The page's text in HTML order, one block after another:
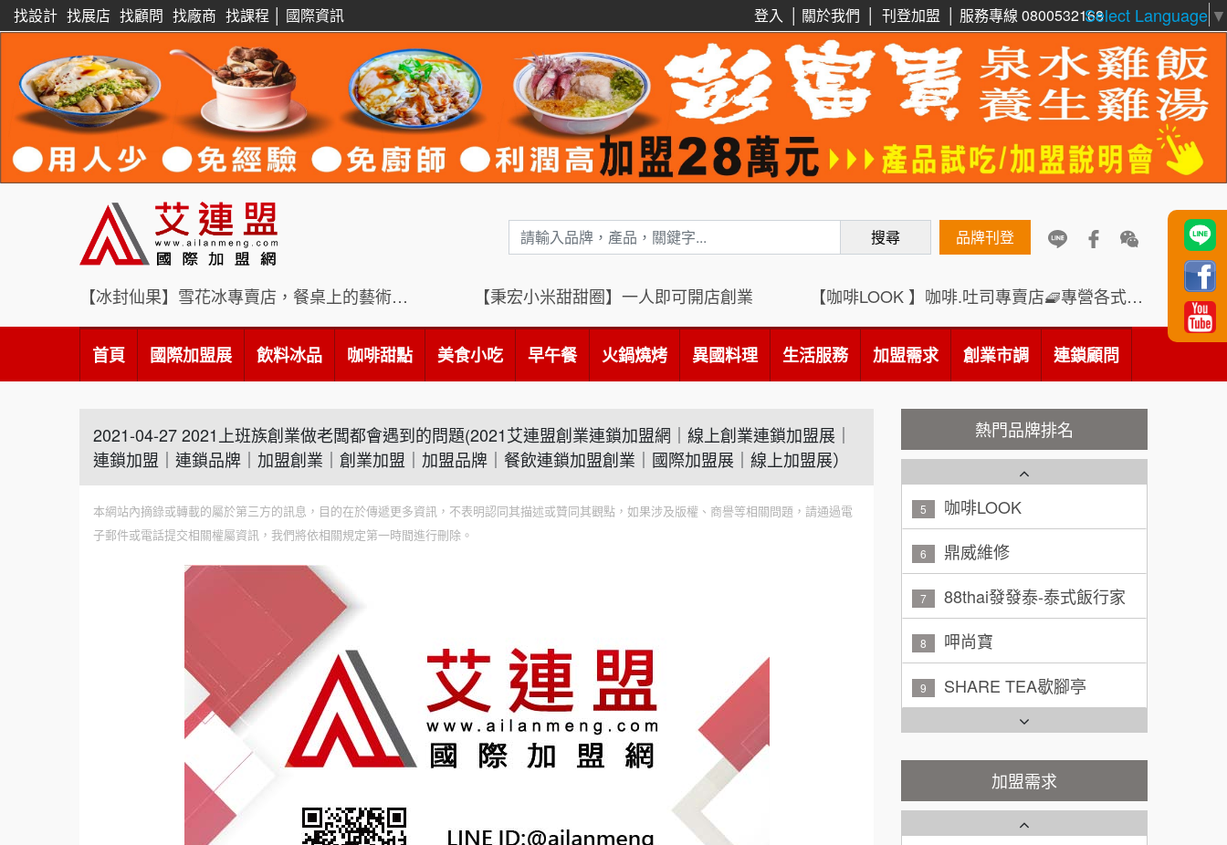
Select Language ▼
找設計 找展店 找顧問 找廠商 找課程 國際資訊 關於我們 刊登加盟 服務專線 0800532168
登入
搜尋 品牌刊登
【冰封仙果】雪花冰專賣店，餐桌上的藝術饗宴 【秉宏小米甜甜圈】一人即可開店創業 【咖啡LOOK 】咖啡.吐司專賣店🧇專營各式創意法式吐司
首頁 國際加盟展 飲料冰品 咖啡甜點 美食小吃 早午餐 火鍋燒烤 異國料理 生活服務 加盟需求 創業市調 連鎖顧問
2021-04-27 2021上班族創業做老闆都會遇到的問題(2021艾連盟創業連鎖加盟網｜線上創業連鎖加盟展｜
連鎖加盟｜連鎖品牌｜加盟創業｜創業加盟｜加盟品牌｜餐飲連鎖加盟創業｜國際加盟展｜線上加盟展）
本網站內摘錄或轉載的屬於第三方的訊息，目的在於傳遞更多資訊，不表明認同其描述或贊同其觀點，如果涉及版權、商譽等相關問題，請通過電
子郵件或電話提交相關權屬資訊，我們將依相關規定第一時間進行刪除。
熱門品牌排名
6 鼎威維修
7 88thai發發泰-泰式飯行家
8 呷尚寶
TEA TOP台灣第一味
Cozy coffee可集咖啡
2 霏等茶
潮鍋癮
5 咖啡LOOK
6 鼎威維修
7 88thai發發泰-泰式飯行家
8 呷尚寶
9 SHARE TEA歇腳亭
10 TEA TOP台灣第一味
1 Cozy coffee可集咖啡
霏等茶
秉宏小米甜甜圈
加盟需求
周 先生/小姐 台北
加盟預算 100萬 ~150萬
徐 先生/小姐 新北市
加盟預算 50萬~75萬
何 先生/小姐 台南
呂 先生/小姐 新竹市
顏 先生/小姐 台北市
加盟預算 100萬 ~ 200萬
200萬~300萬
加盟預算 100萬~150萬
林 先生/小姐
100萬 ~ 200萬
吳 先生/小姐
加盟預算 100萬~200萬
周 先生/小姐 台北
加盟預算 100萬 ~150萬
徐 先生/小姐
加盟預算 50萬~75萬